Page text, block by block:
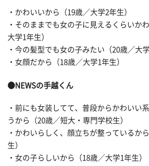
・かわいいから（19歳／大学2年生）
・そのままでも女の子に見えるくらいか
大学1年生）
・今の髪型でも女の子みたい（20歳／大学
・女顔だから（18歳／大学1年生）
●NEWSの手越くん
・前にも女装してて、普段からかわいい
うから（20歳／短大・専門学校生）
・かわいらしく、顔立ちが整っているか
生）
・女の子らしいから（18歳／大学1年生）